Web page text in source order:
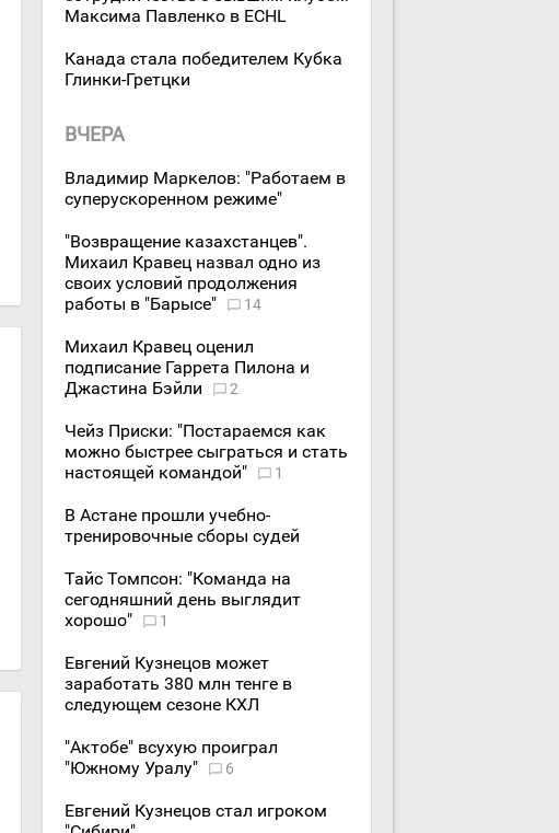
Максима Павленко в ECHL
Канада стала победителем Кубка
Глинки-Гретцки
ВЧЕРА
Владимир Маркелов: "Работаем в
суперускоренном режиме"
"Возвращение казахстанцев".
Михаил Кравец назвал одно из
своих условий продолжения
работы в "Барысе"
14
Михаил Кравец оценил
подписание Гаррета Пилона и
Джастина Бэйли
2
Чейз Приски: "Постараемся как
можно быстрее сыграться и стать
настоящей командой"
1
В Астане прошли учебно-
тренировочные сборы судей
Тайс Томпсон: "Команда на
сегодняшний день выглядит
хорошо"
1
Евгений Кузнецов может
заработать 380 млн тенге в
следующем сезоне КХЛ
"Актобе" всухую проиграл
"Южному Уралу"
6
Евгений Кузнецов стал игроком